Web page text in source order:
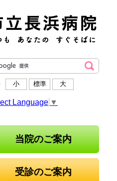
小 標準 大
Language ▼
当院のご案内
受診のご案内